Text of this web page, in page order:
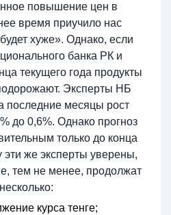
повышение цен в
время приучило нас
хуже». Однако, если
банка РК и
текущего года продукты
Эксперты НБ
последние месяцы рост
до 0,6%. Однако прогноз
только до конца
эти же эксперты уверены,
тем не менее, продолжат
курса тенге;